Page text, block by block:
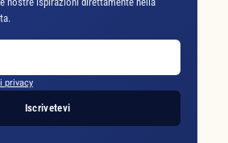
privacy
Iscrivetevi